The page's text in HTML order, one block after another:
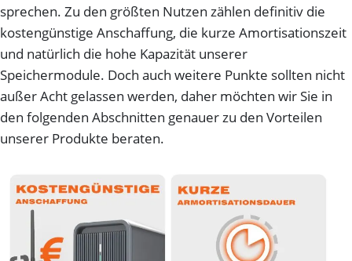
sprechen. Zu den größten Nutzen zählen definitiv die
kostengünstige Anschaffung, die kurze Amortisationszeit
und natürlich die hohe Kapazität unserer
Speichermodule. Doch auch weitere Punkte sollten nicht
außer Acht gelassen werden, daher möchten wir Sie in
den folgenden Abschnitten genauer zu den Vorteilen
unserer Produkte beraten.